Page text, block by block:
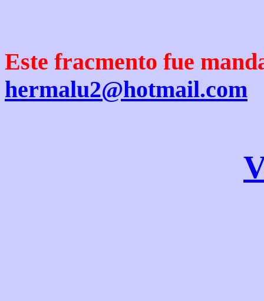
Este fracmento fue
hermalu2@hotmail.com